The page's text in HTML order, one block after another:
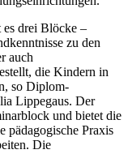
drei Blöcke –
zu den
auch
die Kindern in
so Diplom-
Lippegaus. Der
und bietet die
pädagogische Praxis
Die